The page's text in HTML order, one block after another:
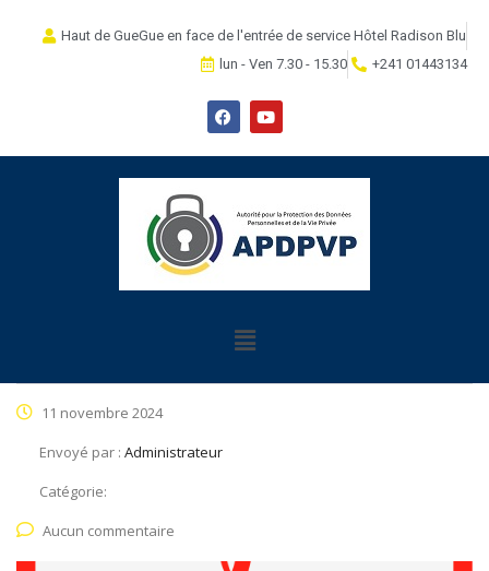
Haut de GueGue en face de l'entrée de service Hôtel Radison Blu
lun - Ven 7.30 - 15.30
+241 01443134
11 novembre 2024
Envoyé par : Administrateur
Catégorie:
Aucun commentaire